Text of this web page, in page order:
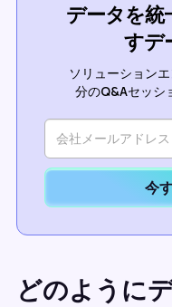
データを統
すデ
ソリューション
分のQ&Aセッシ
今
どのように